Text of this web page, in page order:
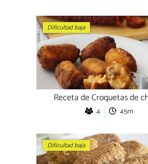
Dificultad baja
Receta de Croquetas de
4 45m
Dificultad baja